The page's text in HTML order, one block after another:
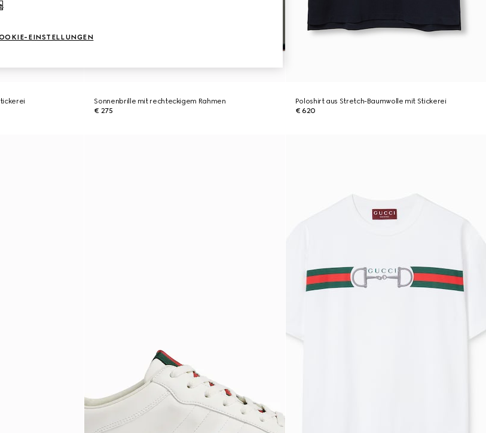
Sonnenbrille mit rechteckigem Rahmen
€ 275
Poloshirt aus Stretch-Baumwolle mit Stickerei
€ 620
.
EINSTELLUNGEN